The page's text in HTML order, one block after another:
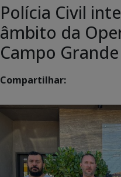
Polícia Civil
âmbito da
Campo Grande
Compartilhar: